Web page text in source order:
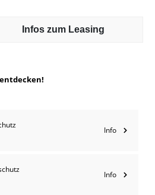
Infos zum Leasing
Info
Info